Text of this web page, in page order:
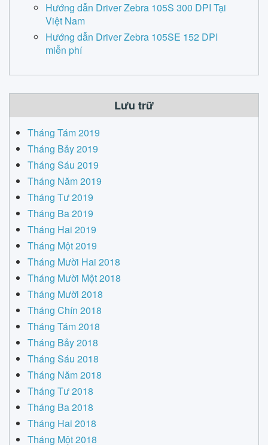
Hướng dẫn Driver Zebra 105S 300 DPI Tại
Việt Nam
Hướng dẫn Driver Zebra 105SE 152 DPI
miễn phí
Lưu trữ
Tháng Tám 2019
Tháng Bảy 2019
Tháng Sáu 2019
Tháng Năm 2019
Tháng Tư 2019
Tháng Ba 2019
Tháng Hai 2019
Tháng Một 2019
Tháng Mười Hai 2018
Tháng Mười Một 2018
Tháng Mười 2018
Tháng Chín 2018
Tháng Tám 2018
Tháng Bảy 2018
Tháng Sáu 2018
Tháng Năm 2018
Tháng Tư 2018
Tháng Ba 2018
Tháng Hai 2018
Tháng Một 2018